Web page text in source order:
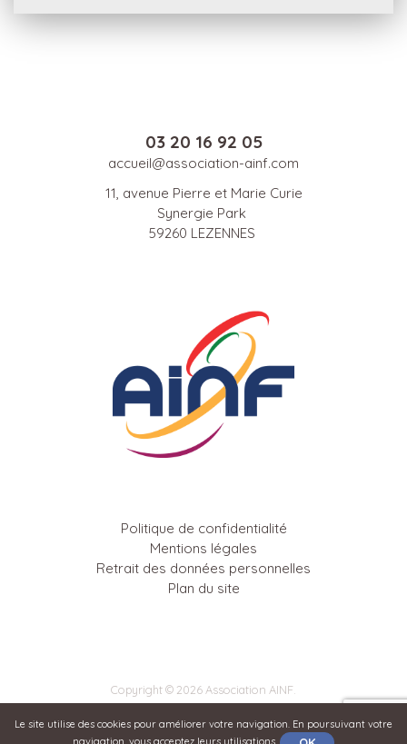
03 20 16 92 05
accueil@association-ainf.com
11, avenue Pierre et Marie Curie
Synergie Park
59260 LEZENNES
Politique de confidentialité
Mentions légales
Retrait des données personnelles
Plan du site
Copyright © 2026 Association AINF.
Le site utilise des cookies pour améliorer votre navigation. En poursuivant votre